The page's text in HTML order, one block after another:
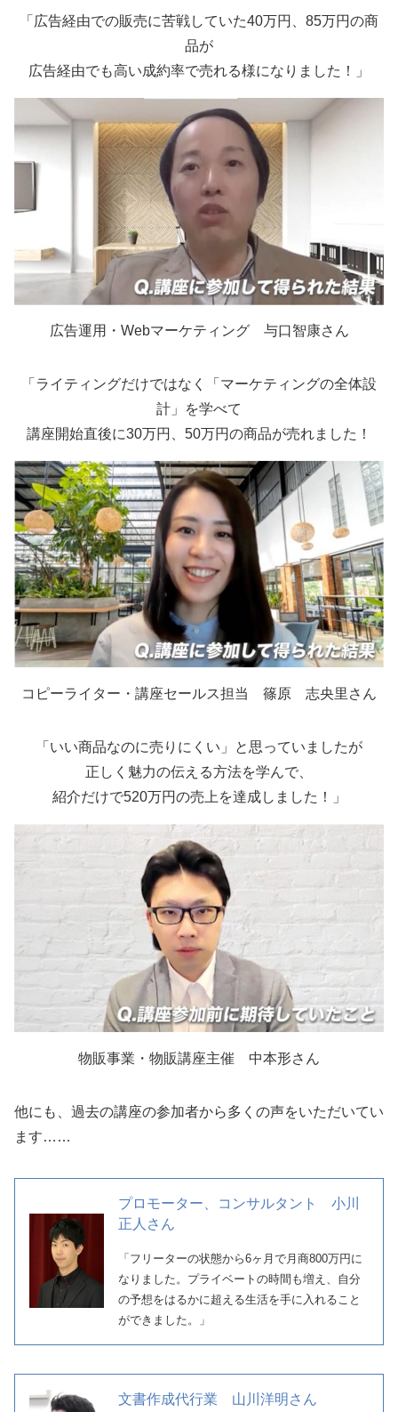
「広告経由での販売に苦戦していた40万円、85万円の商
品が
広告経由でも高い成約率で売れる様になりました！」
広告運用・Webマーケティング 与口智康さん
「ライティングだけではなく「マーケティングの全体設
計」を学べて
講座開始直後に30万円、50万円の商品が売れました！
コピーライター・講座セールス担当 篠原 志央里さん
「いい商品なのに売りにくい」と思っていましたが
正しく魅力の伝える方法を学んで、
紹介だけで520万円の売上を達成しました！」
物販事業・物販講座主催 中本形さん
他にも、過去の講座の参加者から多くの声をいただいてい
ます……
プロモーター、コンサルタント 小川
正人さん
「フリーターの状態から6ヶ月で月商800万円に
なりました。プライベートの時間も増え、自分
の予想をはるかに超える生活を手に入れること
ができました。」
文書作成代行業 山川洋明さん